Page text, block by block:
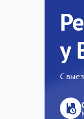
у
С